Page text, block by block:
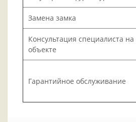
Замена замка
Консультация специалиста на
объекте
Гарантийное обслуживание